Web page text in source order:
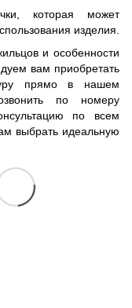
которая может
изделия.
и особенности
вам приобретать
прямо в нашем
по номеру
по всем
выбрать идеальную